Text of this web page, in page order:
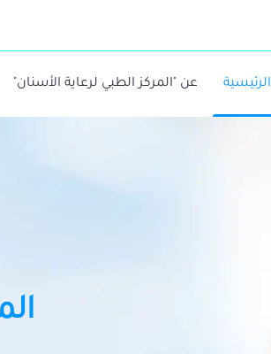
الرئيسية عن "المركز الطبي لرعاية الأسنان"